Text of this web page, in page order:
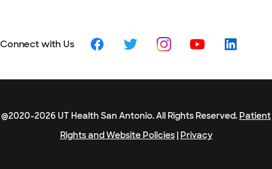
Connect with Us
@2020-2026 UT Health San Antonio. All Rights Reserved. Patient
Rights and Website Policies| Privacy